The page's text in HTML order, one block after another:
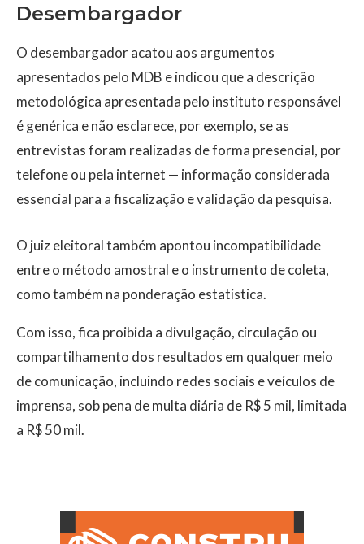
Desembargador
O desembargador acatou aos argumentos
apresentados pelo MDB e indicou que a descrição
metodológica apresentada pelo instituto responsável
é genérica e não esclarece, por exemplo, se as
entrevistas foram realizadas de forma presencial, por
telefone ou pela internet — informação considerada
essencial para a fiscalização e validação da pesquisa.
O juiz eleitoral também apontou incompatibilidade
entre o método amostral e o instrumento de coleta,
como também na ponderação estatística.
Com isso, fica proibida a divulgação, circulação ou
compartilhamento dos resultados em qualquer meio
de comunicação, incluindo redes sociais e veículos de
imprensa, sob pena de multa diária de R$ 5 mil, limitada
a R$ 50 mil.